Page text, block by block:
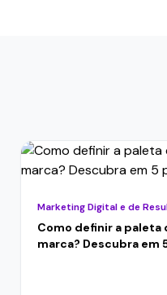
Marketing Digital e de
Como definir a paleta
marca? Descubra em